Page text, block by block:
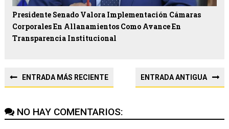
Presidente Senado Valora Implementación Cámaras
Corporales En Allanamientos Como Avance En
Transparencia Institucional
ENTRADA MÁS RECIENTE ENTRADA ANTIGUA
NO HAY COMENTARIOS: